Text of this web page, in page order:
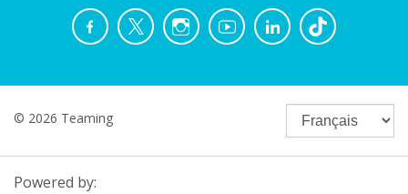
© 2026 Teaming
Powered by: